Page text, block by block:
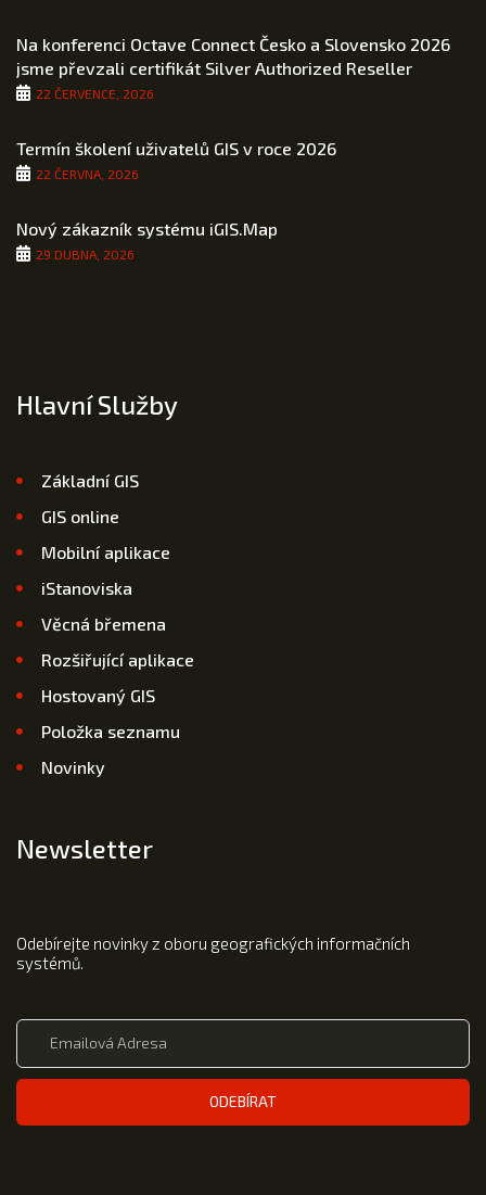
Na konferenci Octave Connect Česko a Slovensko 2026
jsme převzali certifikát Silver Authorized Reseller
22 ČERVENCE, 2026
Termín školení uživatelů GIS v roce 2026
22 ČERVNA, 2026
Nový zákazník systému iGIS.Map
29 DUBNA, 2026
Hlavní Služby
Základní GIS
GIS online
Mobilní aplikace
iStanoviska
Věcná břemena
Rozšiřující aplikace
Hostovaný GIS
Položka seznamu
Novinky
Newsletter
Odebírejte novinky z oboru geografických informačních
systémů.
ODEBÍRAT